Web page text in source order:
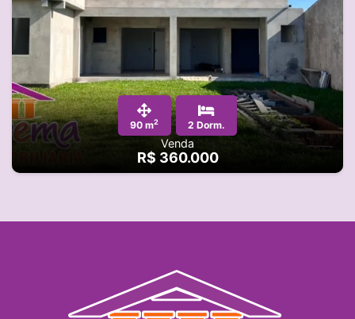
90 m2 2 Dorm.
Venda
R$ 360.000